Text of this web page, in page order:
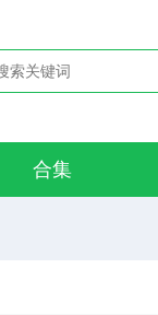
合集